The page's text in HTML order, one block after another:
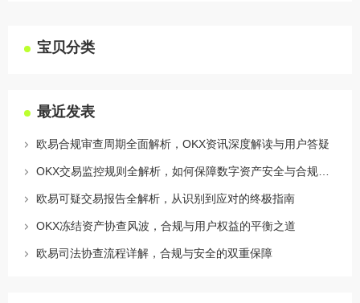
宝贝分类
最近发表
欧易合规审查周期全面解析，OKX资讯深度解读与用户答疑
欧易可疑交易报告全解析，从识别到应对的终极指南
OKX冻结资产协查风波，合规与用户权益的平衡之道
欧易司法协查流程详解，合规与安全的双重保障